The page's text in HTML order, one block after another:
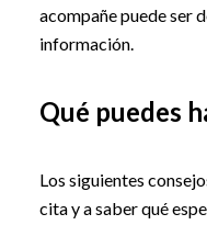
acompañe puede ser
información.
Qué puedes
Los siguientes
cita y a saber qué